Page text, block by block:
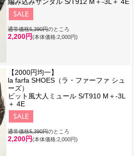
通常価格5,390円のところ
2,200円(本体価格:2,000円)
【2000円均一】
la farfa SHOES（ラ・ファーファ シュ
ーズ）
ビット風大人ミュール S/T910 M＋-3L
＋ 4E
通常価格5,390円のところ
2,200円(本体価格:2,000円)